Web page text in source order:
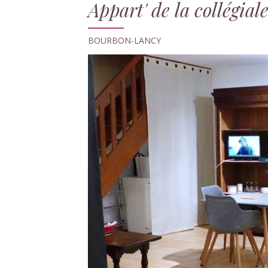
Appart' de la
BOURBON-LANCY